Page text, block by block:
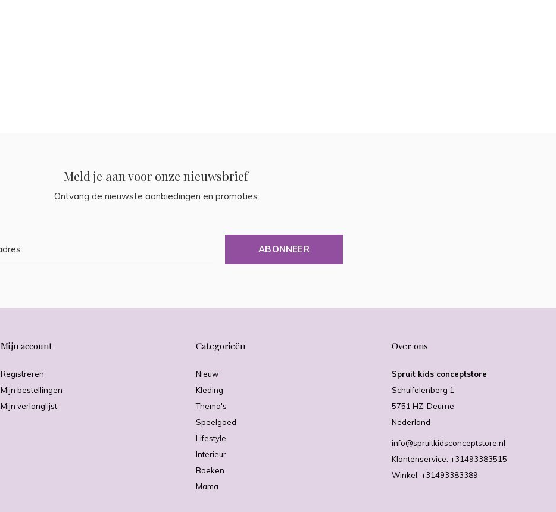
Meld je aan voor onze nieuwsbrief
Ontvang de nieuwste aanbiedingen en promoties
ABONNEER
Mijn account
Registreren
Mijn bestellingen
Mijn verlanglijst
Categorieën
Nieuw
Kleding
Thema's
Speelgoed
Lifestyle
Interieur
Boeken
Mama
Over ons
Spruit kids conceptstore
Schuifelenberg 1
5751 HZ, Deurne
Nederland
info@spruitkidsconceptstore.nl
Klantenservice: +31493383515
Winkel: +31493383389